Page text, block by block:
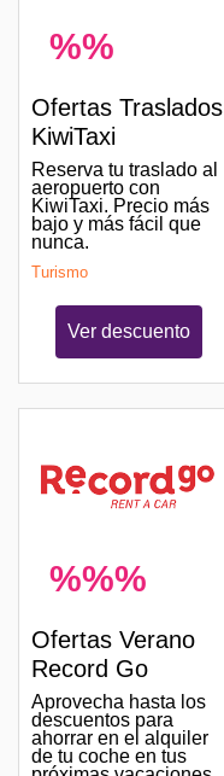
%%
Ofertas Traslados
KiwiTaxi
Reserva tu traslado al
aeropuerto con
KiwiTaxi. Precio más
bajo y más fácil que
nunca.
Turismo
Ver descuento
%%%
Ofertas Verano
Record Go
Aprovecha hasta los
descuentos para
ahorrar en el alquiler
de tu coche en tus